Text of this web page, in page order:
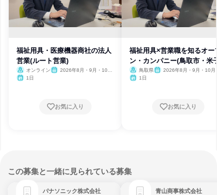
福祉用具・医療機器商社の法人
営業(ルート営業)
オンライン
2026年8月・9月・10
1日
お気に入り
福祉用具×営業職を知るオー
ン・カンパニー(鳥取市・米
市) 鳥取県
2026年8月・9月・10月
1日
お気に入り
この募集と一緒に見られている募集
パナソニック株式会社 青山商事株式会社